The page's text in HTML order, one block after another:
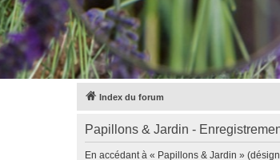
Index du forum
Papillons & Jardin -
En accédant à « Papillons & Jardin »